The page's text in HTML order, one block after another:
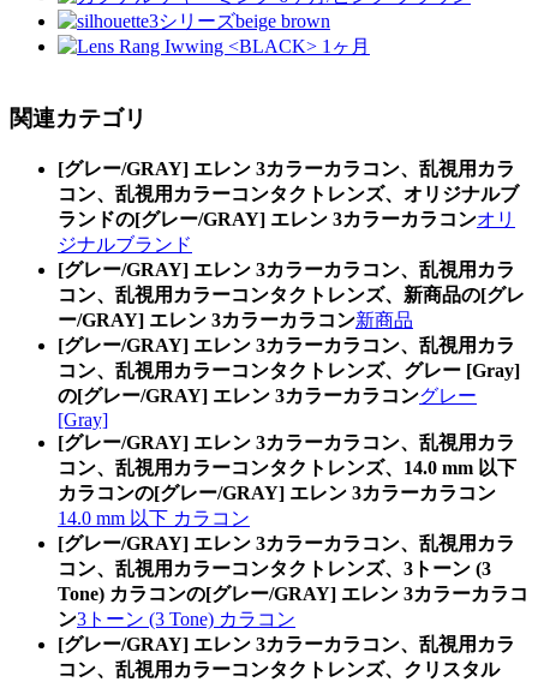
関連カテゴリ
[グレー/GRAY] エレン 3カラーカラコン、乱視用カラ
コン、乱視用カラーコンタクトレンズ、オリジナルブ
ランドの[グレー/GRAY] エレン 3カラーカラコンオリ
ジナルブランド
[グレー/GRAY] エレン 3カラーカラコン、乱視用カラ
コン、乱視用カラーコンタクトレンズ、新商品の[グレ
ー/GRAY] エレン 3カラーカラコン新商品
[グレー/GRAY] エレン 3カラーカラコン、乱視用カラ
コン、乱視用カラーコンタクトレンズ、グレー [Gray]
の[グレー/GRAY] エレン 3カラーカラコングレー
[Gray]
[グレー/GRAY] エレン 3カラーカラコン、乱視用カラ
コン、乱視用カラーコンタクトレンズ、14.0 mm 以下
カラコンの[グレー/GRAY] エレン 3カラーカラコン
14.0 mm 以下 カラコン
[グレー/GRAY] エレン 3カラーカラコン、乱視用カラ
コン、乱視用カラーコンタクトレンズ、3トーン (3
Tone) カラコンの[グレー/GRAY] エレン 3カラーカラコ
ン3トーン (3 Tone) カラコン
[グレー/GRAY] エレン 3カラーカラコン、乱視用カラ
コン、乱視用カラーコンタクトレンズ、クリスタル